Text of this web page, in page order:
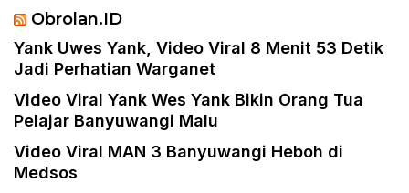
Obrolan.ID
Yank Uwes Yank, Video Viral 8 Menit 53 Detik
Jadi Perhatian Warganet
Video Viral Yank Wes Yank Bikin Orang Tua
Pelajar Banyuwangi Malu
Video Viral MAN 3 Banyuwangi Heboh di
Medsos